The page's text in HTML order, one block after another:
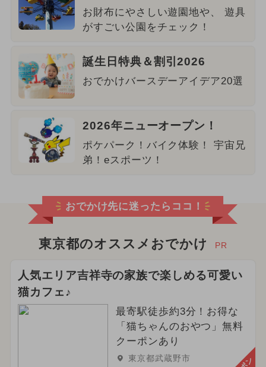
お財布にやさしい遊園地や、 遊具
がすごい公園をチェック！
誕生日特典＆割引2026
おでかけバースデーアイデア20選
2026年ニューオープン！
ポケパーク！バイク体験！ 宇宙兄
弟！eスポーツ！
おでかけ先に迷ったらココ！
東京都のオススメおでかけ PR
人気エリア吉祥寺の家族で楽しめる可愛い
猫カフェ♪
最寄駅徒歩約3分！お得な
「猫ちゃんのおやつ」無料
クーポンあり
東京都武蔵野市